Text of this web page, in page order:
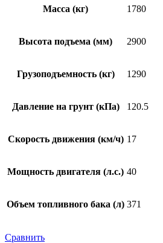
Масса (кг) 1780
Высота подъема (мм) 2900
Грузоподъемность (кг) 1290
Давление на грунт (кПа) 120.5
Скорость движения (км/ч) 17
Мощность двигателя (л.с.) 40
Объем топливного бака (л) 371
Сравнить